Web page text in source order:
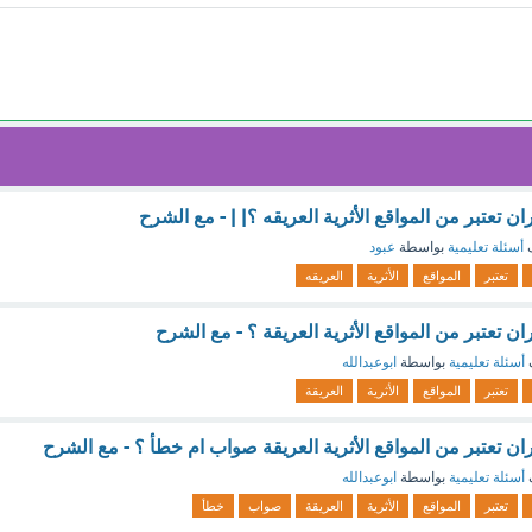
تعتبر من المواقع الأثرية العريقه ؟| | - مع الشرح
أسئلة تعليمية بواسطة عبود
تعتبر المواقع الأثرية العريقه
تعتبر من المواقع الأثرية العريقة ؟ - مع الشرح
أسئلة تعليمية بواسطة ابوعبدالله
تعتبر المواقع الأثرية العريقة
تعتبر من المواقع الأثرية العريقة صواب ام خطأ ؟ - مع الشرح
أسئلة تعليمية بواسطة ابوعبدالله
تعتبر المواقع الأثرية العريقة صواب خطأ